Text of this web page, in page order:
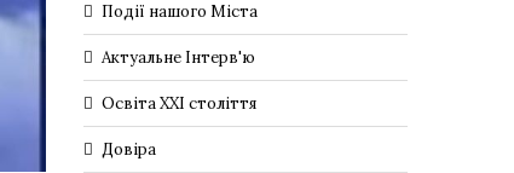
Події нашого Міста
Актуальне Інтерв'ю
Освіта XXI століття
Довіра